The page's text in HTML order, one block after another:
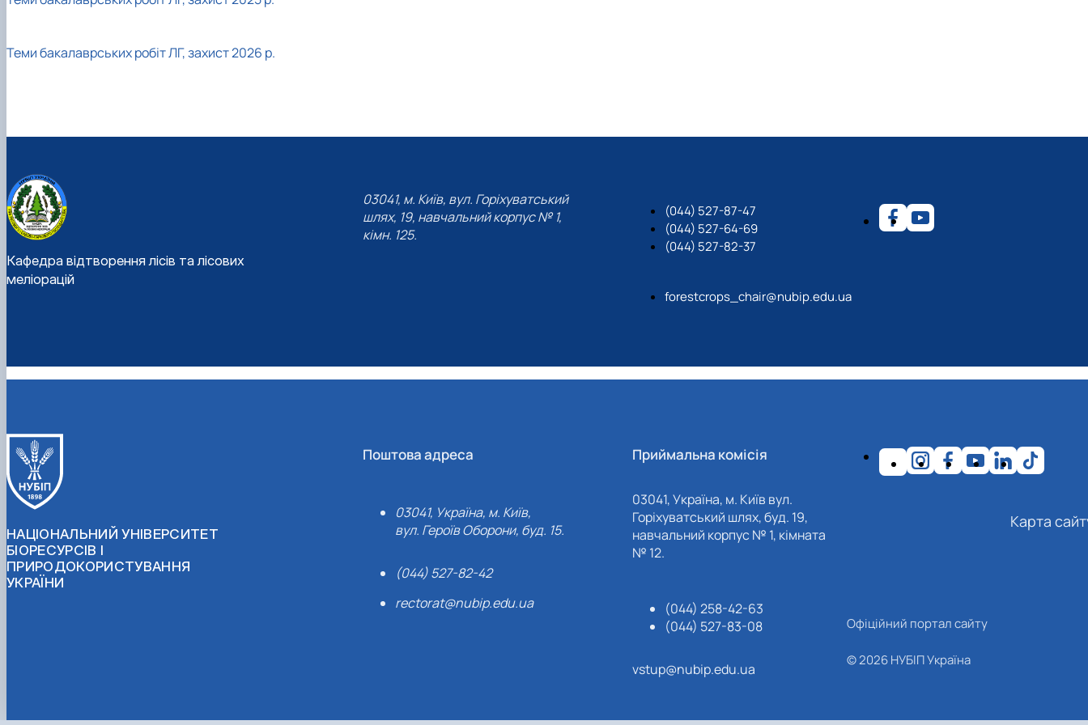
Теми бакалаврських робіт ЛГ, захист 2026 р.
Кафедра відтворення лісів та лісових
меліорацій
03041, м. Київ, вул. Горіхуватський
шлях, 19, навчальний корпус № 1,
кімн. 125.
(044) 527-87-47
(044) 527-64-69
(044) 527-82-37
forestcrops_chair@nubip.edu.ua
НАЦІОНАЛЬНИЙ УНІВЕРСИТЕТ
БІОРЕСУРСІВ І
ПРИРОДОКОРИСТУВАННЯ
УКРАЇНИ
Поштова адреса
03041, Україна, м. Київ,
вул. Героїв Оборони, буд. 15.
(044) 527-82-42
rectorat@nubip.edu.ua
Приймальна комісія
03041, Україна, м. Київ вул.
Горіхуватський шлях, буд. 19,
навчальний корпус № 1, кімната
№ 12.
(044) 258-42-63
(044) 527-83-08
vstup@nubip.edu.ua
Карта
Офіційний портал сайту
© 2026 НУБІП Україна